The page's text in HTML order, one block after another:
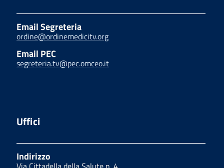
Email Segreteria
ordine@ordinemedicitv.org
Email PEC
segreteria.tv@pec.omceo.it
Uffici
Indirizzo